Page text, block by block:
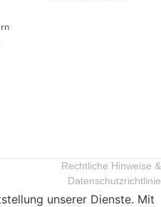
Rechtliche Hinweise &
Datenschutzrichtlinie
unserer Dienste. Mit